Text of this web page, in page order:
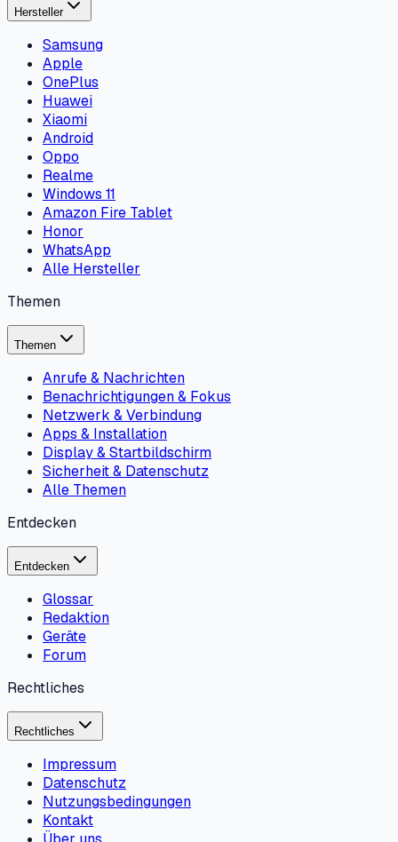
Hersteller
Samsung
Apple
OnePlus
Huawei
Xiaomi
Android
Oppo
Realme
Windows 11
Amazon Fire Tablet
Honor
WhatsApp
Alle Hersteller
Themen
Themen
Anrufe & Nachrichten
Benachrichtigungen & Fokus
Netzwerk & Verbindung
Apps & Installation
Display & Startbildschirm
Sicherheit & Datenschutz
Alle Themen
Entdecken
Entdecken
Glossar
Redaktion
Geräte
Forum
Rechtliches
Rechtliches
Impressum
Datenschutz
Nutzungsbedingungen
Kontakt